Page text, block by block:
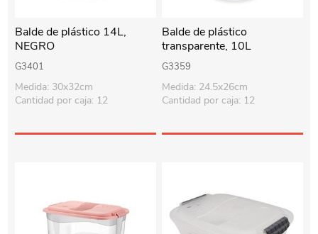
Balde de plástico 14L,
NEGRO
G3401
Medida: 30x32cm
Cantidad por caja: 12
Balde de plástico
transparente, 10L
graduado, asa de varios
colores
G3359
Medida: 24.5x26cm
Cantidad por caja: 12